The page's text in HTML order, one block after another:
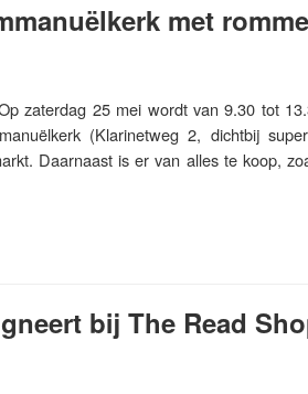
met
zaterdag 25 mei wordt van 9.30 tot
(Klarinetweg 2, dichtbij
Daarnaast is er van alles te koop,
bij The Read